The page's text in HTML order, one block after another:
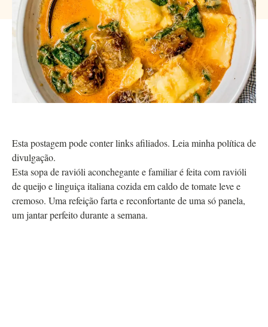
Esta postagem pode conter links afiliados. Leia minha política de
divulgação.
Esta sopa de ravióli aconchegante e familiar é feita com ravióli
de queijo e linguiça italiana cozida em caldo de tomate leve e
cremoso. Uma refeição farta e reconfortante de uma só panela,
um jantar perfeito durante a semana.